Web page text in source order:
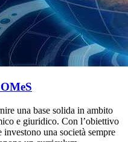
una base solida in ambito
e giuridico. Con l’obiettivo
una società sempre